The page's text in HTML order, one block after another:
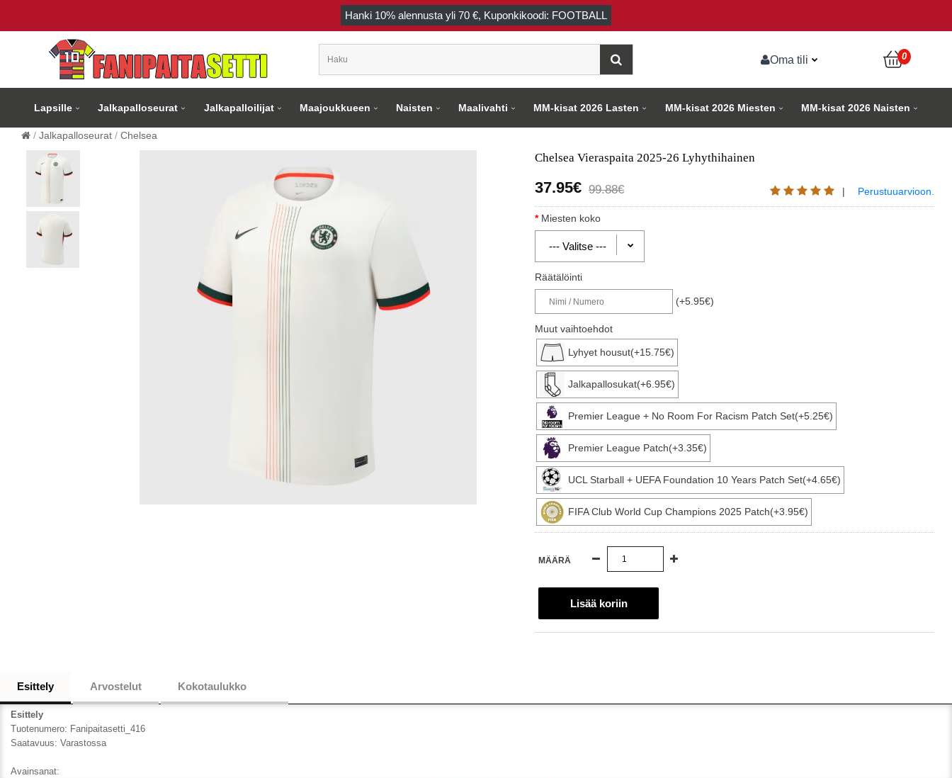
Hanki 10% alennusta yli 70 €, Kuponkikoodi: FOOTBALL
Oma tili 0
Lapsille Jalkapalloseurat Jalkapalloilijat Maajoukkueen Naisten Maalivahti MM-kisat 2026 Lasten MM-kisat 2026 Miesten MM-kisat 2026 Naisten
Jalkapalloseurat Chelsea
Chelsea Vieraspaita 2025-26 Lyhythihainen
37.95€ 99.88€ | Perustuuarvioon.
Miesten koko
Räätälöinti
(+5.95€)
Muut vaihtoehdot
Lyhyet housut(+15.75€)
Jalkapallosukat(+6.95€)
Premier League + No Room For Racism Patch Set(+5.25€)
Premier League Patch(+3.35€)
UCL Starball + UEFA Foundation 10 Years Patch Set(+4.65€)
FIFA Club World Cup Champions 2025 Patch(+3.95€)
MÄÄRÄ
Esittely Arvostelut Kokotaulukko
Esittely
Tuotenumero: Fanipaitasetti_416
Saatavuus: Varastossa
Avainsanat: